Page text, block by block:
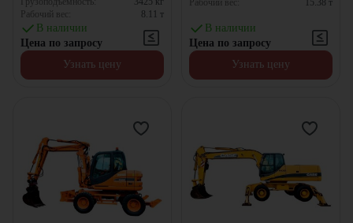
Рабочий вес:
8.11 т
В наличии
Цена по запросу
Узнать цену
Рабочий вес:
15.38 т
В наличии
Цена по запросу
Узнать цену